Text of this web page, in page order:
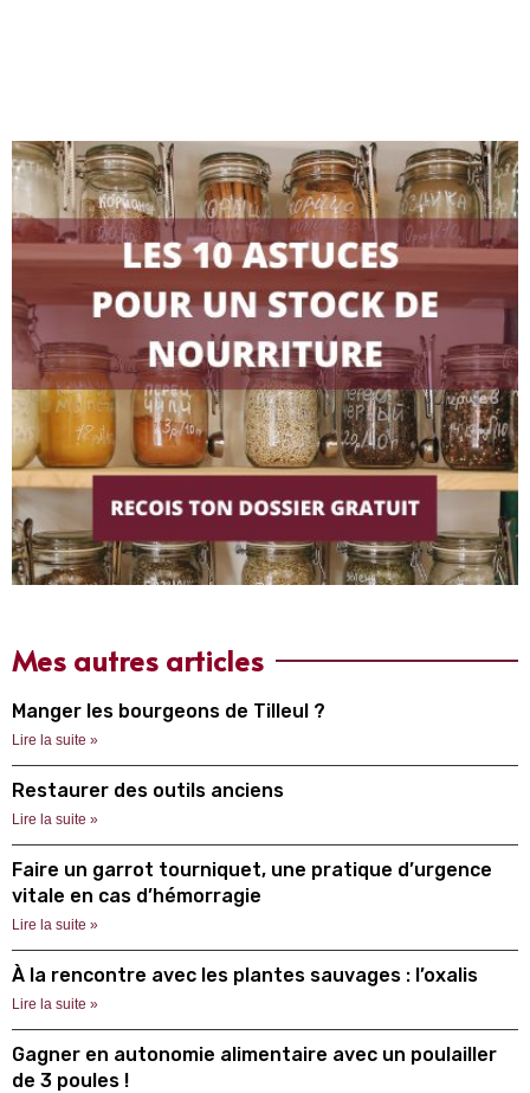
Mes autres articles
Manger les bourgeons de Tilleul ?
Lire la suite »
Restaurer des outils anciens
Lire la suite »
Faire un garrot tourniquet, une pratique d’urgence
vitale en cas d’hémorragie
Lire la suite »
À la rencontre avec les plantes sauvages : l’oxalis
Lire la suite »
Gagner en autonomie alimentaire avec un poulailler
de 3 poules !